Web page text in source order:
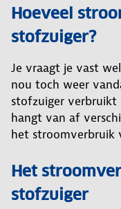
Hoeveel
stofzuiger?
Je vraagt je vast
nou toch weer
stofzuiger verbruikt
hangt van af
het stroomverbruik
Het
stofzuiger